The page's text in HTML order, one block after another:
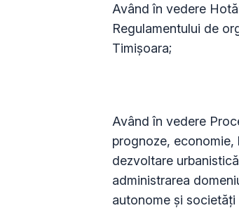
Având în vedere
Regulamentului de
Timișoara;
Având în vedere
prognoze,
dezvoltare
administrarea
autonome şi